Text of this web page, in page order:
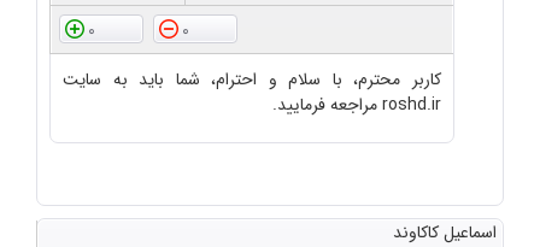
0
0
کاربر محترم، با سلام و احترام، شما باید به سایت
roshd.ir مراجعه فرمایید.
اسماعیل کاکاوند